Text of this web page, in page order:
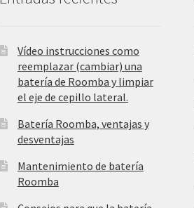
Vídeo instrucciones como
reemplazar (cambiar) una
batería de Roomba y limpiar
el eje de cepillo lateral.
Batería Roomba, ventajas y
desventajas
Mantenimiento de batería
Roomba